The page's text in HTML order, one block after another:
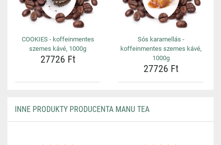
COOKIES - koffeinmentes
szemes kávé, 1000g
27726 Ft
Sós karamellás -
koffeinmentes szemes kávé,
1000g
27726 Ft
INNE PRODUKTY PRODUCENTA MANU TEA